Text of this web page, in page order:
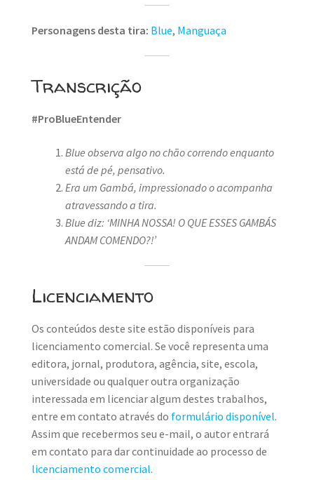
Personagens desta tira: Blue, Manguaça
Transcrição
#ProBlueEntender
Blue observa algo no chão correndo enquanto
está de pé, pensativo.
Era um Gambá, impressionado o acompanha
atravessando a tira.
Blue diz: ‘MINHA NOSSA! O QUE ESSES GAMBÁS
ANDAM COMENDO?!’
Licenciamento
Os conteúdos deste site estão disponíveis para
licenciamento comercial. Se você representa uma
editora, jornal, produtora, agência, site, escola,
universidade ou qualquer outra organização
interessada em licenciar algum destes trabalhos,
entre em contato através do formulário disponível.
Assim que recebermos seu e-mail, o autor entrará
em contato para dar continuidade ao processo de
licenciamento comercial.